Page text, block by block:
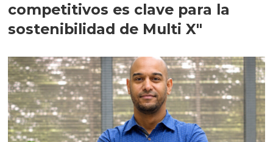
competitivos es clave para la
sostenibilidad de Multi X"